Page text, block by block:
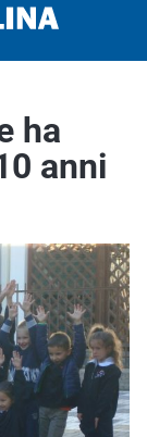
ha
anni